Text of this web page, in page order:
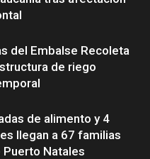
del Embalse Recoleta
de riego
de alimento y 4
llegan a 67 familias
Natales